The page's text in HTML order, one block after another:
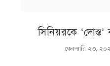
সিনিয়রকে
ফেব্রুয়ারি ২৩,